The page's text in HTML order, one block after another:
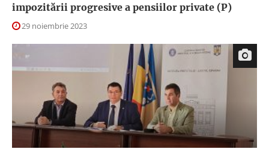
impozitării progresive a pensiilor private (P)
29 noiembrie 2023